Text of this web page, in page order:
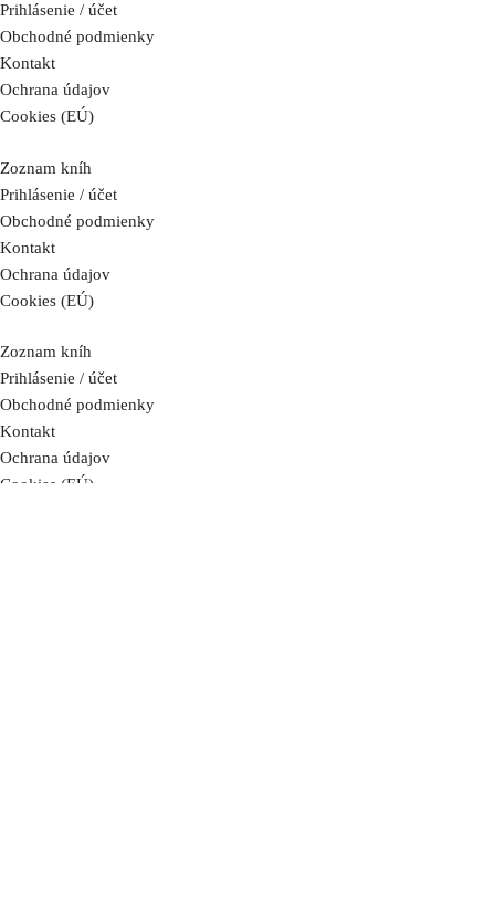
Prihlásenie / účet
Obchodné podmienky
Kontakt
Ochrana údajov
Cookies (EÚ)
Zoznam kníh
Prihlásenie / účet
Obchodné podmienky
Kontakt
Ochrana údajov
Cookies (EÚ)
Zoznam kníh
Prihlásenie / účet
Obchodné podmienky
Kontakt
Ochrana údajov
Cookies (EÚ)